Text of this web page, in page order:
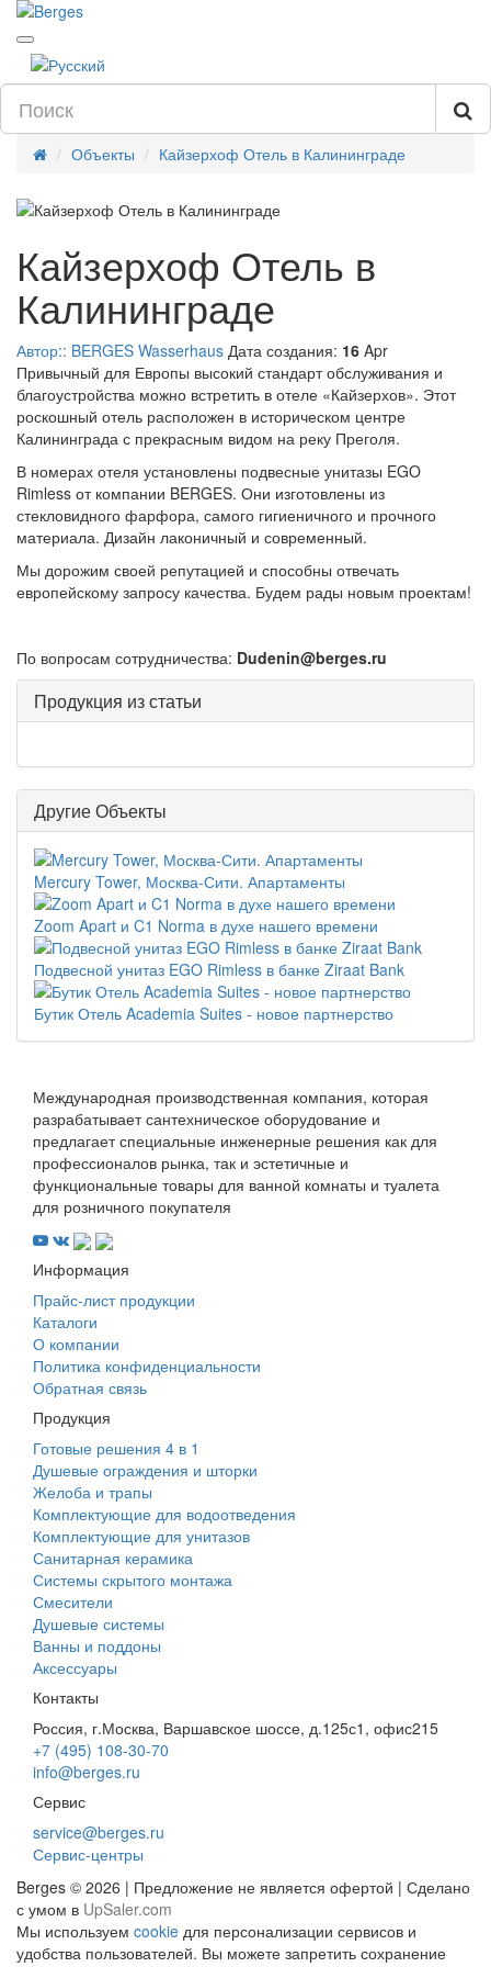
Объекты Кайзерхоф Отель в Калининграде
Кайзерхоф Отель в
Калининграде
Автор:: BERGES Wasserhaus Дата создания: 16 Apr
Привычный для Европы высокий стандарт обслуживания и
благоустройства можно встретить в отеле «Кайзерхов». Этот
роскошный отель расположен в историческом центре
Калининграда с прекрасным видом на реку Преголя.
В номерах отеля установлены подвесные унитазы EGO
Rimless от компании BERGES. Они изготовлены из
стекловидного фарфора, самого гигиеничного и прочного
материала. Дизайн лаконичный и современный.
Мы дорожим своей репутацией и способны отвечать
европейскому запросу качества. Будем рады новым проектам!
По вопросам сотрудничества: Dudenin@berges.ru
Продукция из статьи
Другие Объекты
Mercury Tower, Москва-Сити. Апартаменты
Zoom Apart и C1 Norma в духе нашего времени
Подвесной унитаз EGO Rimless в банке Ziraat Bank
Бутик Отель Academia Suites - новое партнерство
Международная производственная компания, которая
разрабатывает сантехническое оборудование и
предлагает специальные инженерные решения как для
профессионалов рынка, так и эстетичные и
функциональные товары для ванной комнаты и туалета
для розничного покупателя
Информация
Прайс-лист продукции
Каталоги
О компании
Политика конфиденциальности
Обратная связь
Продукция
Готовые решения 4 в 1
Душевые ограждения и шторки
Желоба и трапы
Комплектующие для водоотведения
Комплектующие для унитазов
Санитарная керамика
Системы скрытого монтажа
Смесители
Душевые системы
Ванны и поддоны
Аксессуары
Контакты
Россия, г.Москва, Варшавское шоссе, д.125с1, офис215
+7 (495) 108-30-70
info@berges.ru
Сервис
service@berges.ru
Сервис-центры
Berges © 2026 | Предложение не является офертой | Сделано
с умом в UpSaler.com
Мы используем cookie для персонализации сервисов и
удобства пользователей. Вы можете запретить сохранение